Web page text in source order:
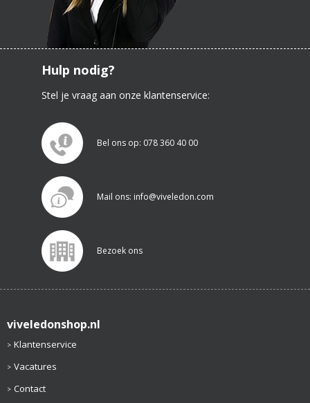
Hulp nodig?
Stel je vraag aan onze klantenservice:
Bel ons op: 078 360 40 00
Mail ons: info@viveledon.com
Bezoek ons
viveledonshop.nl
Klantenservice
Vacatures
Contact